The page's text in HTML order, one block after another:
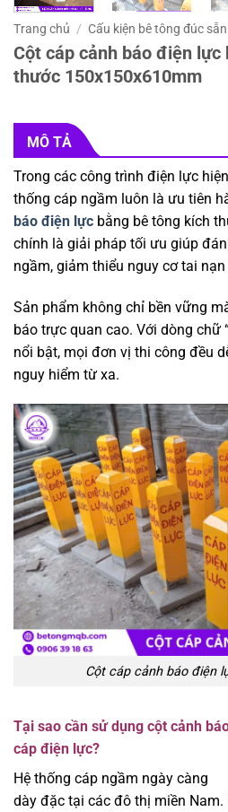
Trang chủ / Cấu kiện bê tông đúc sẵn
Cột cáp cảnh báo điện lực
thước 150x150x610mm
MÔ TẢ
Trong các công trình điện lực
thống cáp ngầm luôn là ưu tiên
báo điện lực bằng bê tông kích
chính là giải pháp tối ưu giúp
ngầm, giảm thiểu nguy cơ tai
Sản phẩm không chỉ bền vững
báo trực quan cao. Với dòng chữ
nổi bật, mọi đơn vị thi công đều
nguy hiểm từ xa.
Cột cáp cảnh báo điện
Tại sao cần sử dụng cột cảnh
cáp điện lực?
Hệ thống cáp ngầm ngày càng
dày đặc tại các đô thị miền